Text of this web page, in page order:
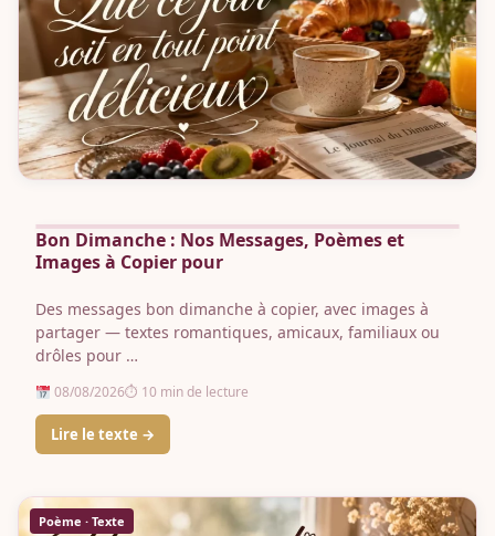
Bon Dimanche : Nos Messages, Poèmes et
Images à Copier pour
Des messages bon dimanche à copier, avec images à
partager — textes romantiques, amicaux, familiaux ou
drôles pour …
08/08/2026⏱ 10 min de lecture
Lire le texte →
Poème · Texte